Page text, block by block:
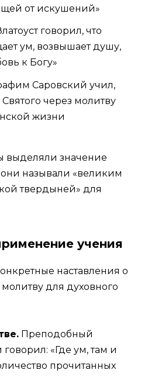
от искушений»
говорил, что
ум, возвышает душу,
к Богу»
Саровский учил,
через молитву
жизни
выделяли значение
называли «великим
твердыней» для
учения
наставления о
для духовного
Преподобный
«Где ум, там и
прочитанных